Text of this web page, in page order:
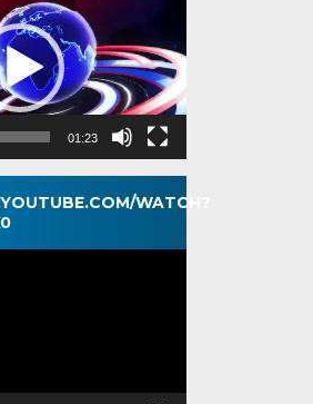
01:23
WATCH?